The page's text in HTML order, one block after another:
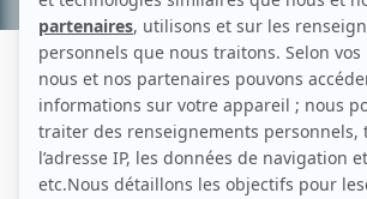
PASCAL BANCOU
Liens
Fiche de Pascal Bancou sur Showbizz.net